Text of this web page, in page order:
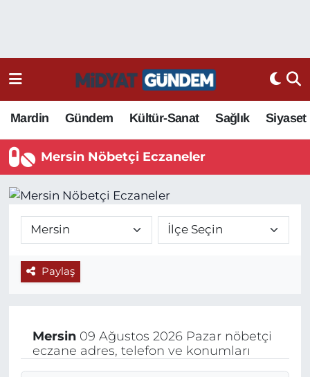
Mardin Gündem Kültür-Sanat Sağlık Siyaset
Mersin Nöbetçi Eczaneler
Paylaş
Mersin09 Ağustos 2026 Pazar nöbetçi
eczane adres, telefon ve konumları